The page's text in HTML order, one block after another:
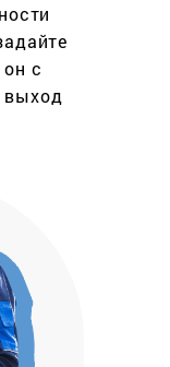
ароматного
напиток –
техники
Но
за
тогда
с
выход